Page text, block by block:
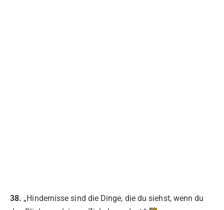
38. „Hindernisse sind die Dinge, die du siehst, wenn du